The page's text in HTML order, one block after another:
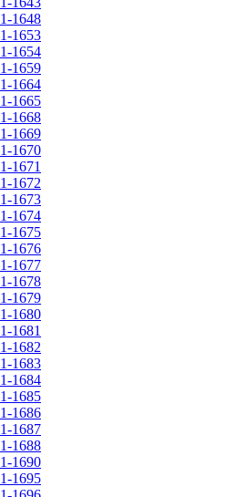
1648
1653
1654
1659
1664
1665
1668
1669
1670
1671
1672
1673
1674
1675
1676
1677
1678
1679
1680
1681
1682
1683
1684
1685
1686
1687
1688
1690
1695